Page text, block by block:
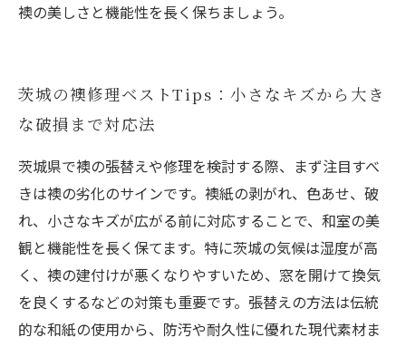
襖の美しさと機能性を長く保ちましょう。
茨城の襖修理ベストTips：小さなキズから大き
な破損まで対応法
茨城県で襖の張替えや修理を検討する際、まず注目すべ
きは襖の劣化のサインです。襖紙の剥がれ、色あせ、破
れ、小さなキズが広がる前に対応することで、和室の美
観と機能性を長く保てます。特に茨城の気候は湿度が高
く、襖の建付けが悪くなりやすいため、窓を開けて換気
を良くするなどの対策も重要です。張替えの方法は伝統
的な和紙の使用から、防汚や耐久性に優れた現代素材ま